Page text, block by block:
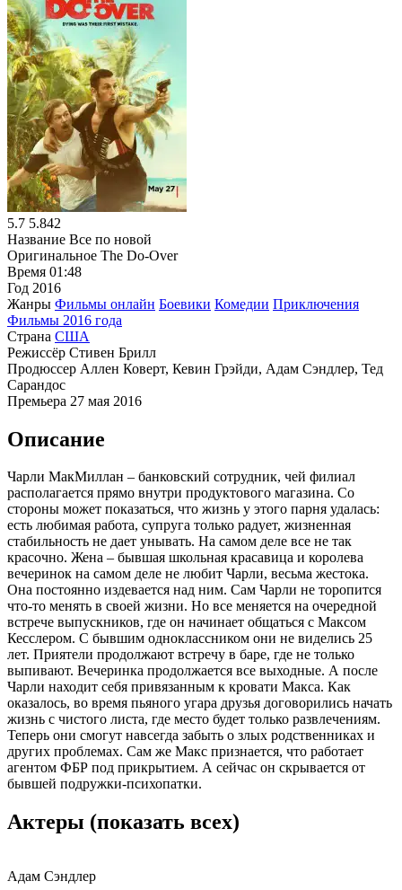
5.7 5.842
Название Все по новой
Оригинальное The Do-Over
Время 01:48
Год 2016
Жанры Фильмы онлайн Боевики Комедии Приключения
Фильмы 2016 года
Страна США
Режиссёр Стивен Брилл
Продюссер Аллен Коверт, Кевин Грэйди, Адам Сэндлер, Тед
Сарандос
Премьера 27 мая 2016
Описание
Чарли МакМиллан – банковский сотрудник, чей филиал
располагается прямо внутри продуктового магазина. Со
стороны может показаться, что жизнь у этого парня удалась:
есть любимая работа, супруга только радует, жизненная
стабильность не дает унывать. На самом деле все не так
красочно. Жена – бывшая школьная красавица и королева
вечеринок на самом деле не любит Чарли, весьма жестока.
Она постоянно издевается над ним. Сам Чарли не торопится
что-то менять в своей жизни. Но все меняется на очередной
встрече выпускников, где он начинает общаться с Максом
Кесслером. С бывшим одноклассником они не виделись 25
лет. Приятели продолжают встречу в баре, где не только
выпивают. Вечеринка продолжается все выходные. А после
Чарли находит себя привязанным к кровати Макса. Как
оказалось, во время пьяного угара друзья договорились начать
жизнь с чистого листа, где место будет только развлечениям.
Теперь они смогут навсегда забыть о злых родственниках и
других проблемах. Сам же Макс признается, что работает
агентом ФБР под прикрытием. А сейчас он скрывается от
бывшей подружки-психопатки.
Актеры (показать всех)
Адам Сэндлер